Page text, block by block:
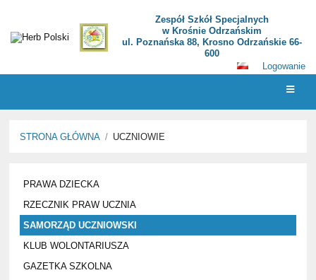
Zespół Szkół Specjalnych
w Krośnie Odrzańskim
ul. Poznańska 88, Krosno Odrzańskie 66-
600
Logowanie
STRONA GŁÓWNA / UCZNIOWIE
PRAWA DZIECKA
RZECZNIK PRAW UCZNIA
SAMORZĄD UCZNIOWSKI
KLUB WOLONTARIUSZA
GAZETKA SZKOLNA